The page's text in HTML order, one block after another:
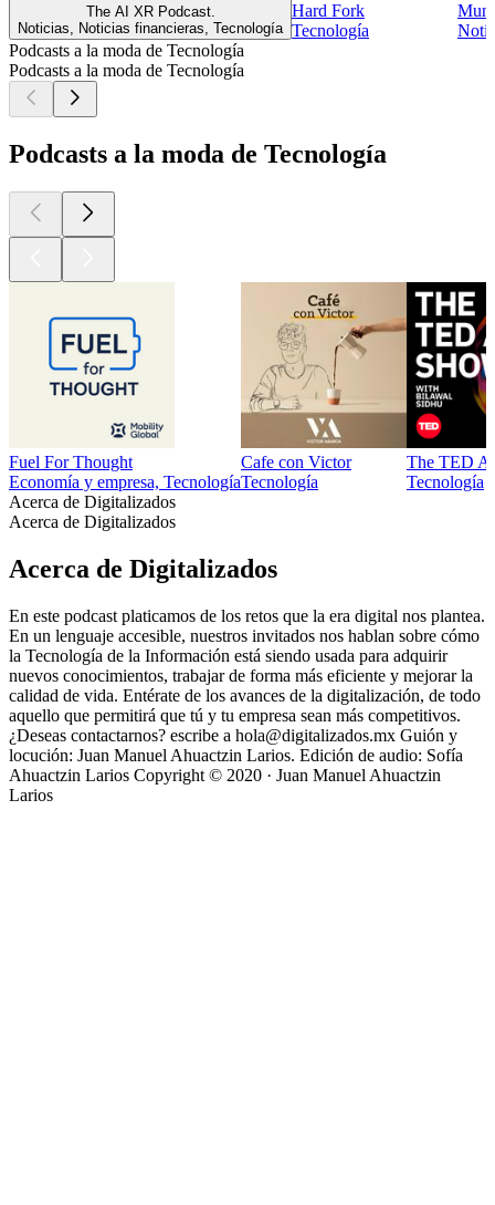
The AI XR Podcast.
Noticias, Noticias financieras, Tecnología
Hard Fork
Tecnología
Podcasts a la moda de Tecnología
Podcasts a la moda de Tecnología
Podcasts a la moda de Tecnología
Fuel For Thought
Economía y empresa, Tecnología
Cafe con Victor
Tecnología
The TED
Tecnología
Acerca de Digitalizados
Acerca de Digitalizados
Acerca de Digitalizados
En este podcast platicamos de los retos que la era digital nos plantea.
En un lenguaje accesible, nuestros invitados nos hablan sobre cómo
la Tecnología de la Información está siendo usada para adquirir
nuevos conocimientos, trabajar de forma más eficiente y mejorar la
calidad de vida. Entérate de los avances de la digitalización, de todo
aquello que permitirá que tú y tu empresa sean más competitivos.
¿Deseas contactarnos? escribe a hola@digitalizados.mx Guión y
locución: Juan Manuel Ahuactzin Larios. Edición de audio: Sofía
Ahuactzin Larios Copyright © 2020 · Juan Manuel Ahuactzin
Larios